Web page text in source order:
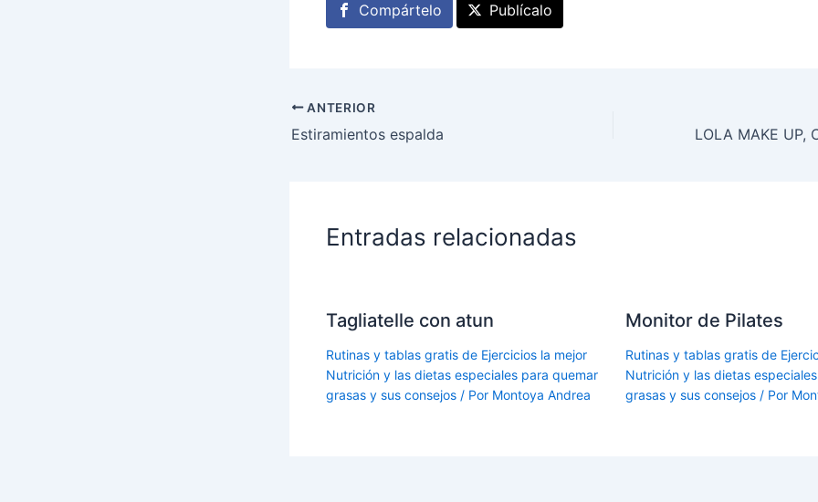
Compártelo Publícalo
ANTERIOR
Estiramientos espalda
Entradas relacionadas
Tagliatelle con atun
Rutinas y tablas gratis de Ejercicios la mejor
Nutrición y las dietas especiales para quemar
grasas y sus consejos / Por Montoya Andrea
Monitor de Pilates
Rutinas y tablas gratis de
Nutrición y las dietas
grasas y sus consejos/ Por